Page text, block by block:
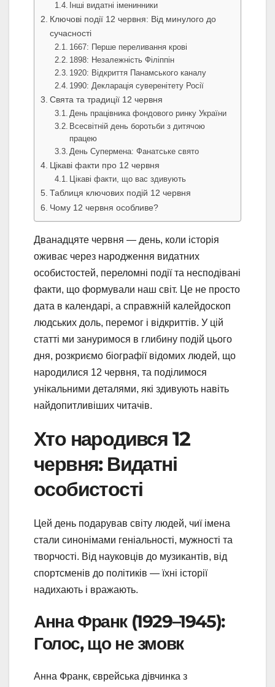
Інші видатні іменинники
Ключові події 12 червня: Від минулого до
сучасності
1667: Перше переливання крові
1898: Незалежність Філіппін
1920: Відкриття Панамського каналу
1990: Декларація суверенітету Росії
Свята та традиції 12 червня
День працівника фондового ринку України
Всесвітній день боротьби з дитячою
працею
День Супермена: Фанатське свято
Цікаві факти про 12 червня
Цікаві факти, що вас здивують
Таблиця ключових подій 12 червня
Чому 12 червня особливе?
Дванадцяте червня — день, коли історія
оживає через народження видатних
особистостей, переломні події та несподівані
факти, що формували наш світ. Це не просто
дата в календарі, а справжній калейдоскоп
людських доль, перемог і відкриттів. У цій
статті ми зануримося в глибину подій цього
дня, розкриємо біографії відомих людей, що
народилися 12 червня, та поділимося
унікальними деталями, які здивують навіть
найдопитливіших читачів.
Хто народився 12
червня: Видатні
особистості
Цей день подарував світу людей, чиї імена
стали синонімами геніальності, мужності та
творчості. Від науковців до музикантів, від
спортсменів до політиків — їхні історії
надихають і вражають.
Анна Франк (1929–1945):
Голос, що не змовк
Анна Франк, єврейська дівчинка з